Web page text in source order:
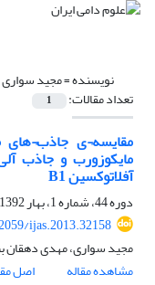
نویسنده =مجید سواری
تعداد مقالات: 1
مقایسه¬ی جاذب¬های
مایکوزورب و جاذب
آفلاتوکسین B1
دوره 44، شماره 1، بهار 1392، صفحه
ijas.2013.32158
مجید سواری، مهدی دهقان
مشاهده مقاله
اصل